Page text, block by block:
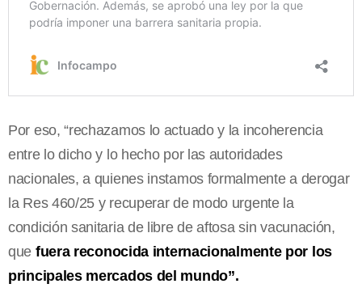
Por eso, “rechazamos lo actuado y la incoherencia
entre lo dicho y lo hecho por las autoridades
nacionales, a quienes instamos formalmente a derogar
la Res 460/25 y recuperar de modo urgente la
condición sanitaria de libre de aftosa sin vacunación,
que fuera reconocida internacionalmente por los
principales mercados del mundo”.